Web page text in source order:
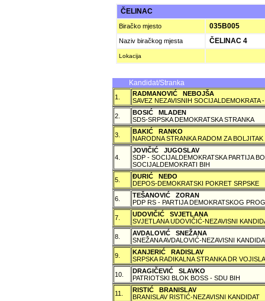
ČELINAC
Biračko mjesto 035B005
Naziv biračkog mjesta ČELINAC 4
Lokacija
Kandidat/Stranka
1.
RADMANOVIĆ NEBOJŠA
SAVEZ NEZAVISNIH SOCIJALDEMOKRATA
2.
BOSIĆ MLADEN
SDS-SRPSKA DEMOKRATSKA STRANKA
3.
BAKIĆ RANKO
NARODNA STRANKA RADOM ZA BOLJITAK
4.
JOVIČIĆ JUGOSLAV
SDP - SOCIJALDEMOKRATSKA PARTIJA
SOCIJALDEMOKRATI BIH
5.
ÐURIĆ NEÐO
DEPOS-DEMOKRATSKI POKRET SRPSKE
6.
TEŠANOVIĆ ZORAN
PDP RS - PARTIJA DEMOKRATSKOG
7.
UDOVIČIĆ SVJETLANA
SVJETLANA UDOVIČIĆ-NEZAVISNI
8.
AVDALOVIĆ SNEŽANA
SNEŽANA AVDALOVIĆ-NEZAVISNI
9.
KANJERIĆ RADISLAV
SRPSKA RADIKALNA STRANKA DR
10.
DRAGIČEVIĆ SLAVKO
PATRIOTSKI BLOK BOSS - SDU BIH
11.
RISTIĆ BRANISLAV
BRANISLAV RISTIĆ-NEZAVISNI KANDIDAT